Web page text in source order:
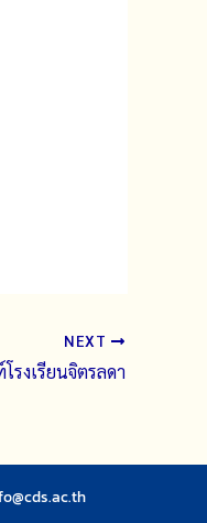
NEXT
งเรียนจิตรลดา